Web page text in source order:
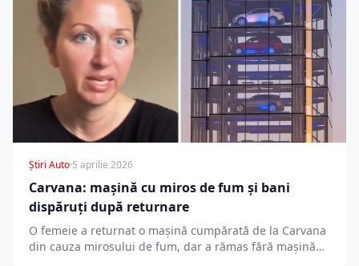
Știri Auto·5 aprilie 2026
Carvana: mașină cu miros de fum și bani
dispăruți după returnare
O femeie a returnat o mașină cumpărată de la Carvana
din cauza mirosului de fum, dar a rămas fără mașină…